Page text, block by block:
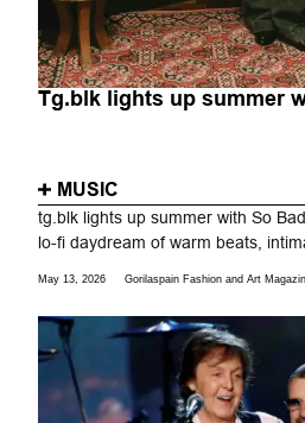
Tg.blk lights up summer
MUSIC
tg.blk lights up summer with So
lo-fi daydream of warm beats,
May 13, 2026 Gorilaspain Fashion and Art